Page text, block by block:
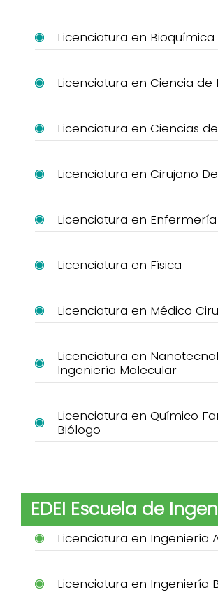
Licenciatura en Bioquímica
Licenciatura en Ciencia de
Licenciatura en Ciencias
Licenciatura en Cirujano
Licenciatura en Enfermería
Licenciatura en Física
Licenciatura en Médico
Licenciatura en
Ingeniería Molecular
Licenciatura en Químico
Biólogo
EDEI Escuela de
Licenciatura en Ingeniería
Licenciatura en Ingeniería